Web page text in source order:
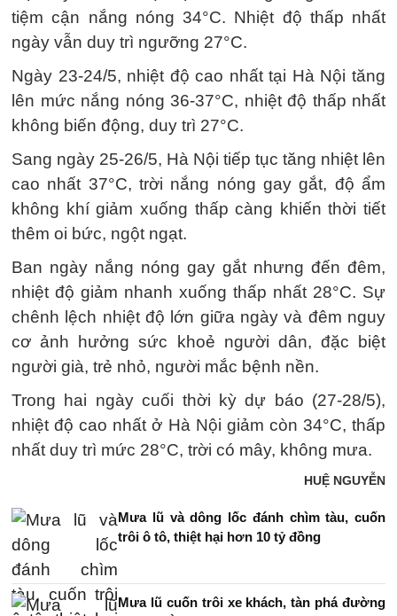
tiệm cận nắng nóng 34°C. Nhiệt độ thấp nhất
ngày vẫn duy trì ngưỡng 27°C.
Ngày 23-24/5, nhiệt độ cao nhất tại Hà Nội tăng
lên mức nắng nóng 36-37°C, nhiệt độ thấp nhất
không biến động, duy trì 27°C.
Sang ngày 25-26/5, Hà Nội tiếp tục tăng nhiệt lên
cao nhất 37°C, trời nắng nóng gay gắt, độ ẩm
không khí giảm xuống thấp càng khiến thời tiết
thêm oi bức, ngột ngạt.
Ban ngày nắng nóng gay gắt nhưng đến đêm,
nhiệt độ giảm nhanh xuống thấp nhất 28°C. Sự
chênh lệch nhiệt độ lớn giữa ngày và đêm nguy
cơ ảnh hưởng sức khoẻ người dân, đặc biệt
người già, trẻ nhỏ, người mắc bệnh nền.
Trong hai ngày cuối thời kỳ dự báo (27-28/5),
nhiệt độ cao nhất ở Hà Nội giảm còn 34°C, thấp
nhất duy trì mức 28°C, trời có mây, không mưa.
HUỆ NGUYỄN
Mưa lũ và dông lốc đánh chìm tàu, cuốn
trôi ô tô, thiệt hại hơn 10 tỷ đồng
Mưa lũ cuốn trôi xe khách, tàn phá đường